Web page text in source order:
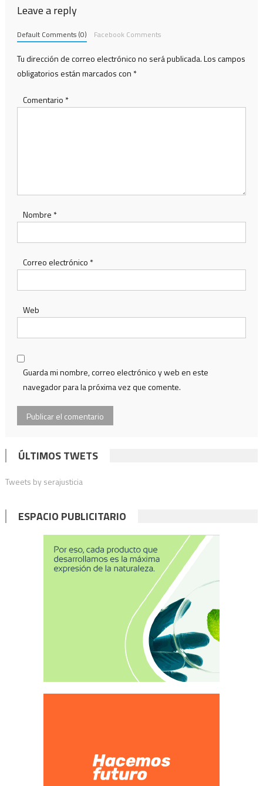
Leave a reply
Default Comments (0) Facebook Comments
Tu dirección de correo electrónico no será publicada.Los campos
obligatorios están marcados con *
Comentario *
Nombre *
Correo electrónico *
Web
Guarda mi nombre, correo electrónico y web en este
navegador para la próxima vez que comente.
ÚLTIMOS TWETS
Tweets by serajusticia
ESPACIO PUBLICITARIO